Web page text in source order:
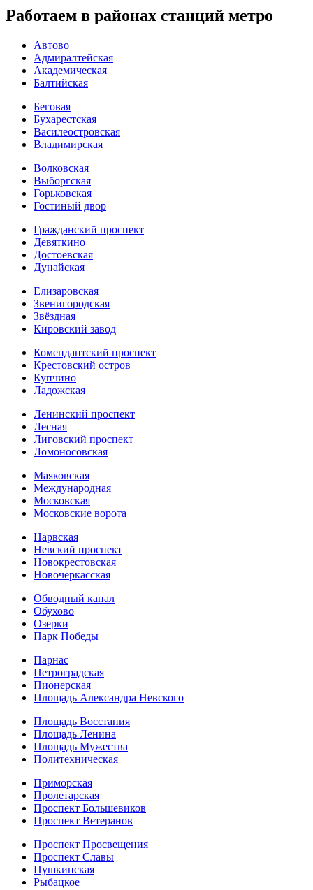
Работаем в районах станций метро
Автово
Адмиралтейская
Академическая
Балтийская
Беговая
Бухарестская
Василеостровская
Владимирская
Волковская
Выборгская
Горьковская
Гостиный двор
Гражданский проспект
Девяткино
Достоевская
Дунайская
Елизаровская
Звенигородская
Звёздная
Кировский завод
Комендантский проспект
Крестовский остров
Купчино
Ладожская
Ленинский проспект
Лесная
Лиговский проспект
Ломоносовская
Маяковская
Международная
Московская
Московские ворота
Нарвская
Невский проспект
Новокрестовская
Новочеркасская
Обводный канал
Обухово
Озерки
Парк Победы
Парнас
Петроградская
Пионерская
Площадь Александра Невского
Площадь Восстания
Площадь Ленина
Площадь Мужества
Политехническая
Приморская
Пролетарская
Проспект Большевиков
Проспект Ветеранов
Проспект Просвещения
Проспект Славы
Пушкинская
Рыбацкое